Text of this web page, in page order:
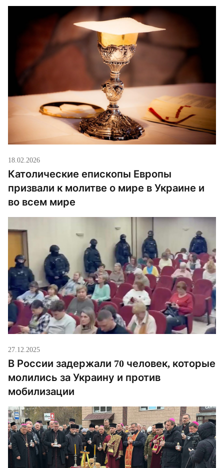
18.02.2026
Католические епископы Европы
призвали к молитве о мире в Украине и
во всем мире
27.12.2025
В России задержали 70 человек, которые
молились за Украину и против
мобилизации